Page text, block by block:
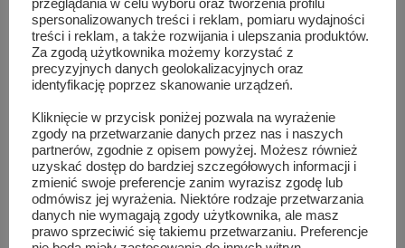
Dzieciństwo bez próchnicy
przeglądania w celu wyboru oraz tworzenia profilu
spersonalizowanych treści i reklam, pomiaru wydajności
treści i reklam, a także rozwijania i ulepszania produktów.
Za zgodą użytkownika możemy korzystać z
precyzyjnych danych geolokalizacyjnych oraz
identyfikację poprzez skanowanie urządzeń.
Kliknięcie w przycisk poniżej pozwala na wyrażenie
zgody na przetwarzanie danych przez nas i naszych
partnerów, zgodnie z opisem powyżej. Możesz również
uzyskać dostęp do bardziej szczegółowych informacji i
zmienić swoje preferencje zanim wyrazisz zgodę lub
odmówisz jej wyrażenia. Niektóre rodzaje przetwarzania
danych nie wymagają zgody użytkownika, ale masz
prawo sprzeciwić się takiemu przetwarzaniu. Preferencje